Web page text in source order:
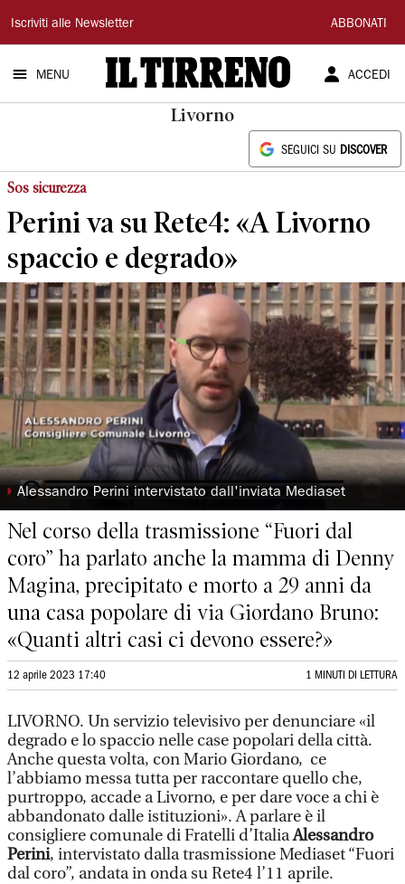
Il
Tirreno
Iscriviti alle Newsletter ABBONATI
MENU ACCEDI
Livorno
SEGUICI SU DISCOVER
Sos sicurezza
Perini va su Rete4: «A Livorno
spaccio e degrado»
◗ Alessandro Perini intervistato dall'inviata Mediaset
Nel corso della trasmissione “Fuori dal
coro” ha parlato anche la mamma di Denny
Magina, precipitato e morto a 29 anni da
una casa popolare di via Giordano Bruno:
«Quanti altri casi ci devono essere?»
12 aprile 2023 17:40 1 MINUTI DI LETTURA
LIVORNO. Un servizio televisivo per denunciare «il
degrado e lo spaccio nelle case popolari della città.
Anche questa volta, con Mario Giordano, ce
l’abbiamo messa tutta per raccontare quello che,
purtroppo, accade a Livorno, e per dare voce a chi è
abbandonato dalle istituzioni». A parlare è il
consigliere comunale di Fratelli d’ItaliaAlessandro
Perini, intervistato dalla trasmissione Mediaset “Fuori
dal coro”, andata in onda su Rete4 l’11 aprile.